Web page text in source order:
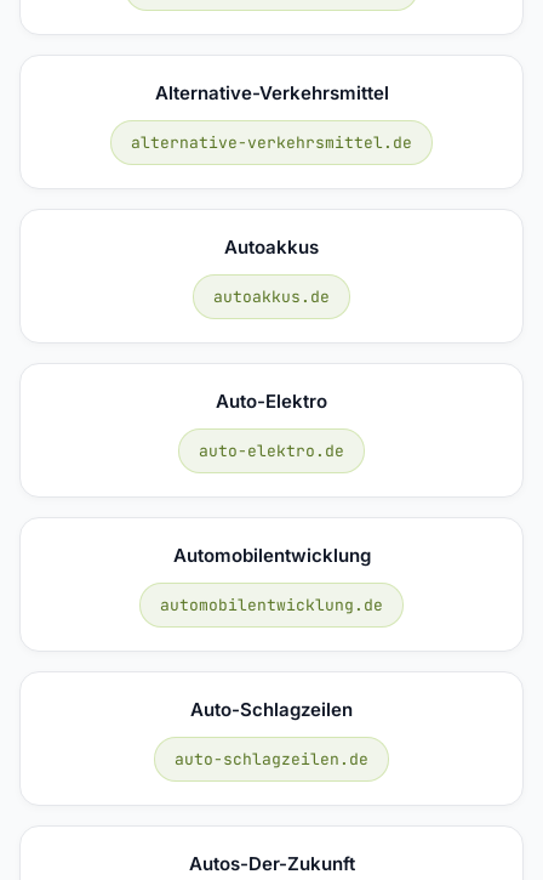
Alternative-Verkehrsmittel
alternative-verkehrsmittel.de
Autoakkus
autoakkus.de
Auto-Elektro
auto-elektro.de
Automobilentwicklung
automobilentwicklung.de
Auto-Schlagzeilen
auto-schlagzeilen.de
Autos-Der-Zukunft